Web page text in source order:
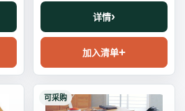
详情
加入清单
可采购